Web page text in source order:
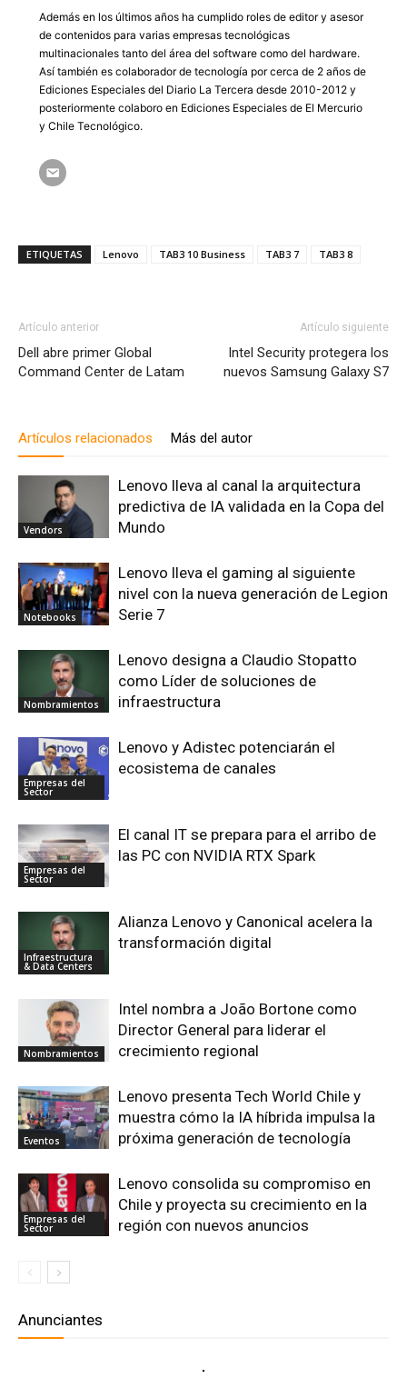
Además en los últimos años ha cumplido roles de editor y asesor
de contenidos para varias empresas tecnológicas
multinacionales tanto del área del software como del hardware.
Así también es colaborador de tecnología por cerca de 2 años de
Ediciones Especiales del Diario La Tercera desde 2010-2012 y
posteriormente colaboro en Ediciones Especiales de El Mercurio
y Chile Tecnológico.
ETIQUETAS Lenovo TAB3 10 Business TAB3 7 TAB3 8
Artículo anterior
Dell abre primer Global
Command Center de Latam
Artículo siguiente
Intel Security protegera los
nuevos Samsung Galaxy S7
Artículos relacionados Más del autor
Vendors
Lenovo lleva al canal la arquitectura
predictiva de IA validada en la Copa del
Mundo
Notebooks
Lenovo lleva el gaming al siguiente
nivel con la nueva generación de Legion
Serie 7
Nombramientos
Lenovo designa a Claudio Stopatto
como Líder de soluciones de
infraestructura
Empresas del
Sector
Lenovo y Adistec potenciarán el
ecosistema de canales
Empresas del
Sector
El canal IT se prepara para el arribo de
las PC con NVIDIA RTX Spark
Infraestructura
& Data Centers
Alianza Lenovo y Canonical acelera la
transformación digital
Nombramientos
Intel nombra a João Bortone como
Director General para liderar el
crecimiento regional
Eventos
Lenovo presenta Tech World Chile y
muestra cómo la IA híbrida impulsa la
próxima generación de tecnología
Empresas del
Sector
Lenovo consolida su compromiso en
Chile y proyecta su crecimiento en la
región con nuevos anuncios
Anunciantes